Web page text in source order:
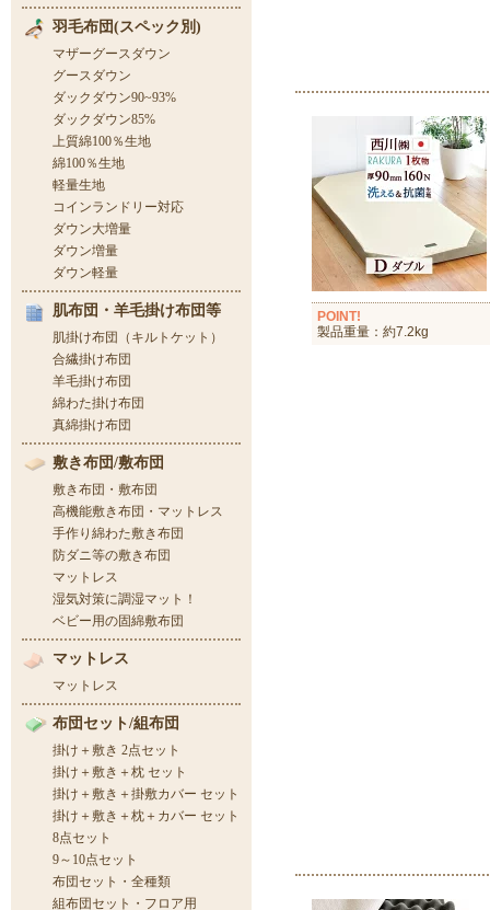
POINT!
製品重量：約7.2kg